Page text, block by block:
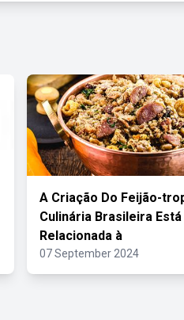
A Criação Do Feijão-
Culinária Brasileira Está
Relacionada à
07 September 2024